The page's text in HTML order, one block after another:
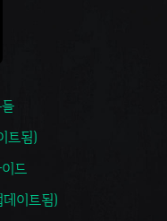
트됨)
드
이트됨)